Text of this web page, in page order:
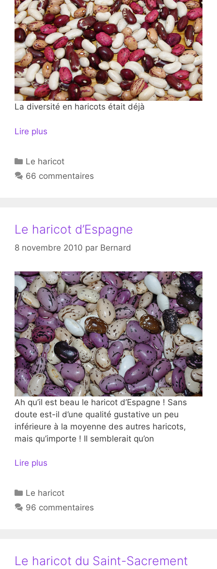
La diversité en haricots était déjà
Lire plus
Catégories
Le haricot
66 commentaires
Le haricot d’Espagne
8 novembre 2010 par Bernard
Ah qu’il est beau le haricot d’Espagne ! Sans
doute est-il d’une qualité gustative un peu
inférieure à la moyenne des autres haricots,
mais qu’importe ! Il semblerait qu’on
Lire plus
Catégories
Le haricot
96 commentaires
Le haricot du Saint-Sacrement